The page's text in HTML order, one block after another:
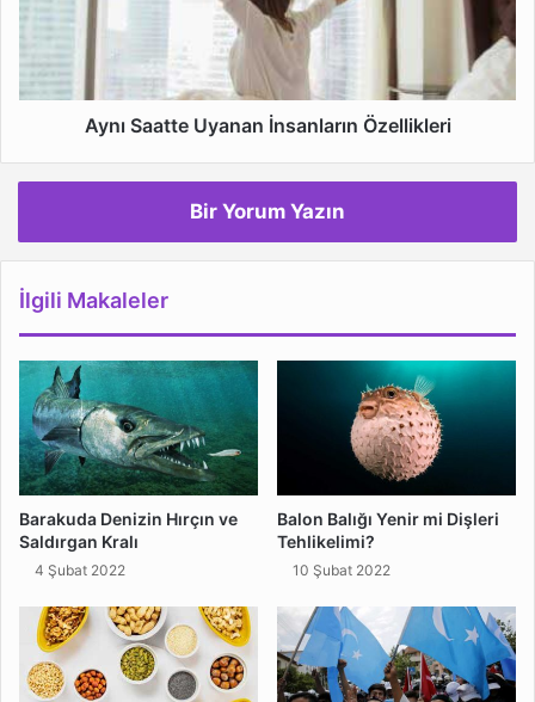
Aynı Saatte Uyanan İnsanların Özellikleri
Bir Yorum Yazın
İlgili Makaleler
Barakuda Denizin Hırçın ve
Saldırgan Kralı
4 Şubat 2022
Balon Balığı Yenir mi Dişleri
Tehlikelimi?
10 Şubat 2022